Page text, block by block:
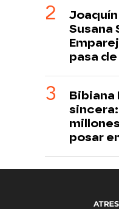
Susana
pasa
Bibiana
posar